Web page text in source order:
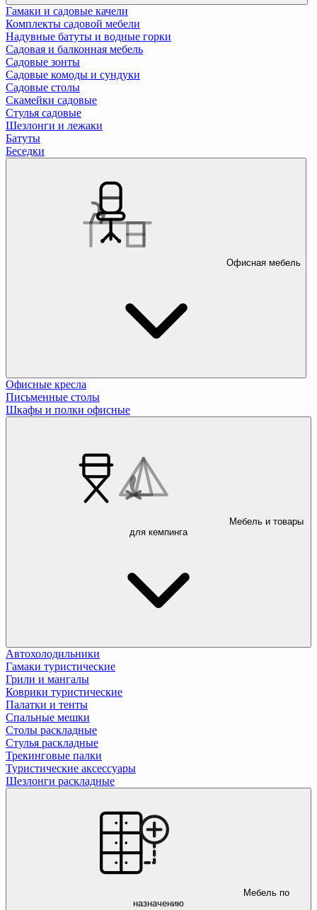
Гамаки и садовые качели
Комплекты садовой мебели
Надувные батуты и водные горки
Садовая и балконная мебель
Садовые зонты
Садовые комоды и сундуки
Садовые столы
Скамейки садовые
Стулья садовые
Шезлонги и лежаки
Батуты
Беседки
Офисная мебель
Офисные кресла
Письменные столы
Шкафы и полки офисные
Мебель и товары
для кемпинга
Автохолодильники
Гамаки туристические
Грили и мангалы
Коврики туристические
Палатки и тенты
Спальные мешки
Столы раскладные
Стулья раскладные
Трекинговые палки
Туристические аксессуары
Шезлонги раскладные
Мебель по
назначению